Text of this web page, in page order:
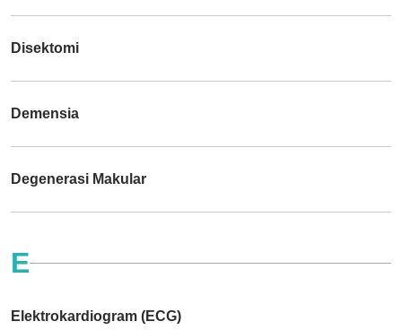
Disektomi
Demensia
Degenerasi Makular
E
Elektrokardiogram (ECG)